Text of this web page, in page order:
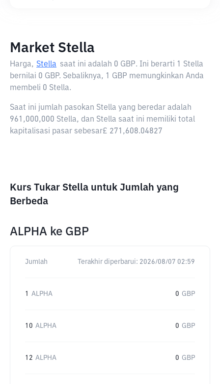
Market Stella
Harga, Stella saat ini adalah 0 GBP. Ini berarti 1 Stella
bernilai 0 GBP. Sebaliknya, 1 GBP memungkinkan Anda
membeli 0 Stella.
Saat ini jumlah pasokan Stella yang beredar adalah
961,000,000 Stella, dan Stella saat ini memiliki total
kapitalisasi pasar sebesar£ 271,608.04827
Kurs Tukar Stella untuk Jumlah yang
Berbeda
ALPHA ke GBP
Jumlah Terakhir diperbarui: 2026/08/07 02:59
1 ALPHA 0 GBP
10 ALPHA 0 GBP
12 ALPHA 0 GBP